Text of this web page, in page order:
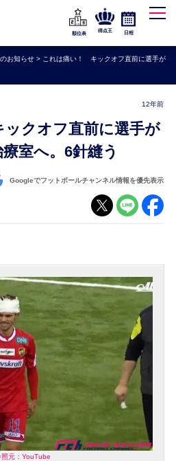
順位表
得点王 日程
お知らせ> これは痛い！ キックオフ直前に選手が
12年前
室へ。6針縫う
Googleでフットボールチャンネル情報を優先表示
照元：YouTube